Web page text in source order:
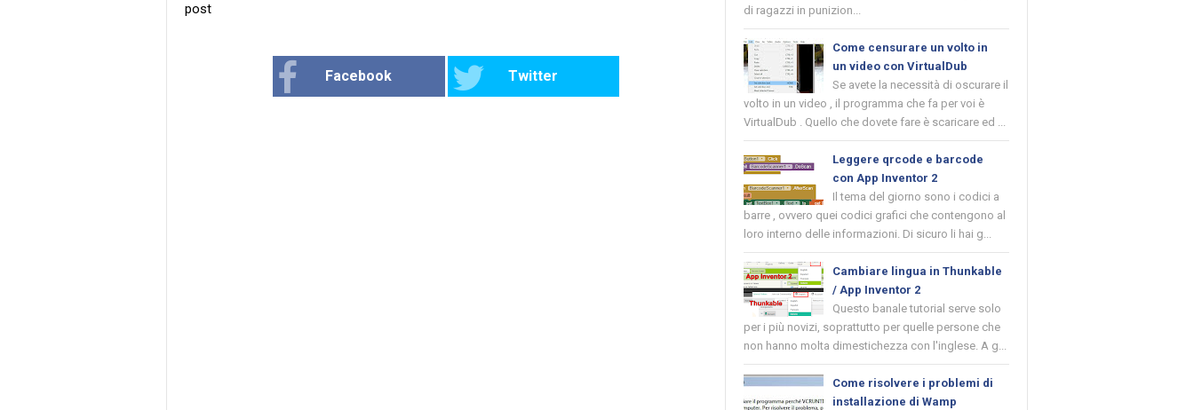
post
Facebook Twitter
di ragazzi in punizion...
Come censurare un volto in
un video con VirtualDub
Se avete la necessità di oscurare il
volto in un video , il programma che fa per voi è
VirtualDub . Quello che dovete fare è scaricare ed ...
Leggere qrcode e barcode
con App Inventor 2
Il tema del giorno sono i codici a
barre , ovvero quei codici grafici che contengono al
loro interno delle informazioni. Di sicuro li hai g...
Cambiare lingua in Thunkable
/ App Inventor 2
Questo banale tutorial serve solo
per i più novizi, soprattutto per quelle persone che
non hanno molta dimestichezza con l'inglese. A g...
Come risolvere i problemi di
installazione di Wamp